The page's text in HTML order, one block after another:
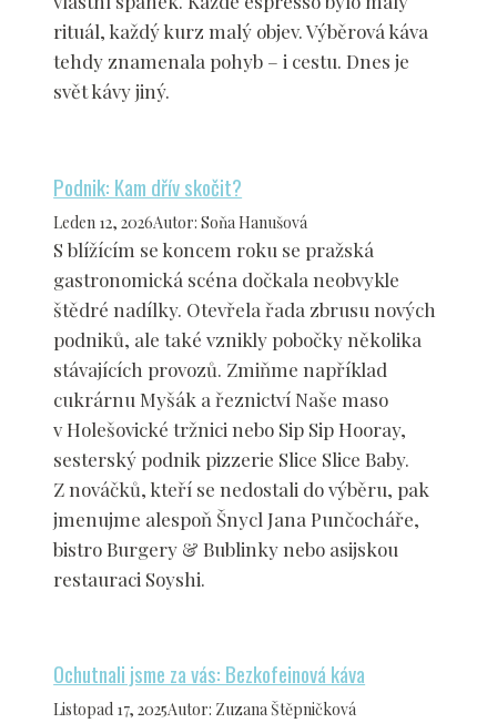
rituál, každý kurz malý objev. Výběrová káva
tehdy znamenala pohyb – i cestu. Dnes je
svět kávy jiný.
Podnik: Kam dřív skočit?
Leden 12, 2026Autor: Soňa Hanušová
S blížícím se koncem roku se pražská
gastronomická scéna dočkala neobvykle
štědré nadílky. Otevřela řada zbrusu nových
podniků, ale také vznikly pobočky několika
stávajících provozů. Zmiňme například
cukrárnu Myšák a řeznictví Naše maso
v Holešovické tržnici nebo Sip Sip Hooray,
sesterský podnik pizzerie Slice Slice Baby.
Z nováčků, kteří se nedostali do výběru, pak
jmenujme alespoň Šnycl Jana Punčocháře,
bistro Burgery & Bublinky nebo asijskou
restauraci Soyshi.
Ochutnali jsme za vás: Bezkofeinová káva
Listopad 17, 2025Autor: Zuzana Štěpničková